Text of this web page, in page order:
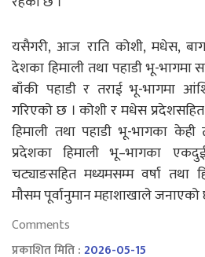
यसैगरी, आज राति कोशी, मधेस,
देशका हिमाली तथा पहाडी भू-भागमा
बाँकी पहाडी र तराई भू-भागमा
गरिएको छ । कोशी र मधेस
हिमाली तथा पहाडी भू-भागका केही
प्रदेशका हिमाली भू–भागका
चट्याङसहित मध्यमसम्म वर्षा तथा
मौसम पूर्वानुमान महाशाखाले जनाएको
Comments
प्रकाशित मिति :2026-05-15